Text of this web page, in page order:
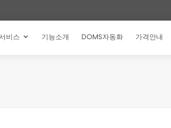
비스 기능소개 DOMS자동화 가격안내